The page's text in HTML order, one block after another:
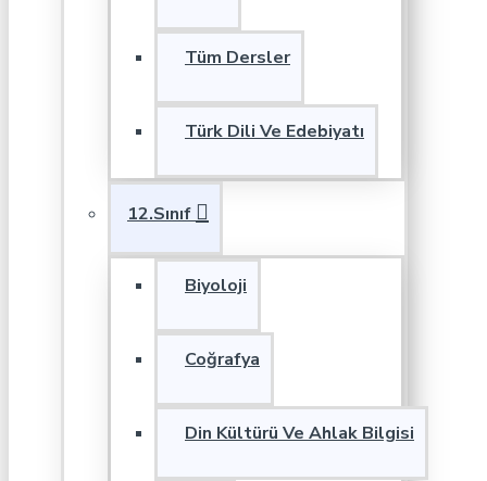
Tüm Dersler
Türk Dili Ve Edebiyatı
12.Sınıf
Biyoloji
Coğrafya
Din Kültürü Ve Ahlak Bilgisi